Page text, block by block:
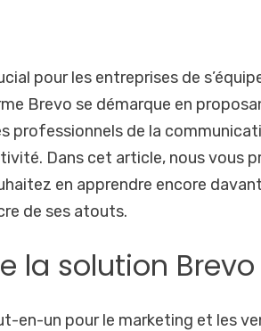
pour les entreprises de
Brevo se démarque en
professionnels de la
Dans cet article, nous vous
en apprendre encore
de ses atouts.
la solution Brevo
en-un pour le marketing et les